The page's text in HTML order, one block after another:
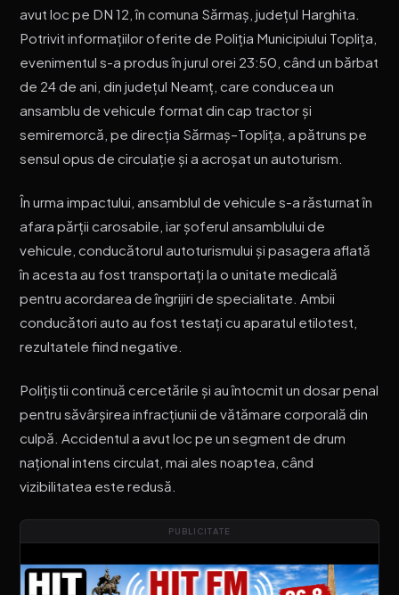
avut loc pe DN 12, în comuna Sărmaș, județul Harghita.
Potrivit informațiilor oferite de Poliția Municipiului Toplița,
evenimentul s-a produs în jurul orei 23:50, când un bărbat
de 24 de ani, din județul Neamț, care conducea un
ansamblu de vehicule format din cap tractor și
semiremorcă, pe direcția Sărmaș–Toplița, a pătruns pe
sensul opus de circulație și a acroșat un autoturism.
În urma impactului, ansamblul de vehicule s-a răsturnat în
afara părții carosabile, iar șoferul ansamblului de
vehicule, conducătorul autoturismului și pasagera aflată
în acesta au fost transportați la o unitate medicală
pentru acordarea de îngrijiri de specialitate. Ambii
conducători auto au fost testați cu aparatul etilotest,
rezultatele fiind negative.
Polițiștii continuă cercetările și au întocmit un dosar penal
pentru săvârșirea infracțiunii de vătămare corporală din
culpă. Accidentul a avut loc pe un segment de drum
național intens circulat, mai ales noaptea, când
vizibilitatea este redusă.
PUBLICITATE